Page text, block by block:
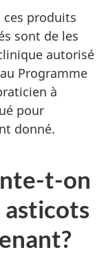
ces produits
sont de les
autorisé
Programme
à
pour
donné.
t-on
asticots